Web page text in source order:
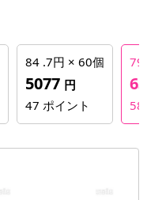
84 .7円 × 60個
5077 円
47 ポイント
79
58